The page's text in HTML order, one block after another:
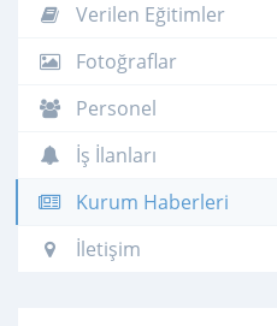
Verilen Eğitimler
Fotoğraflar
Personel
İş İlanları
Kurum Haberleri
İletişim